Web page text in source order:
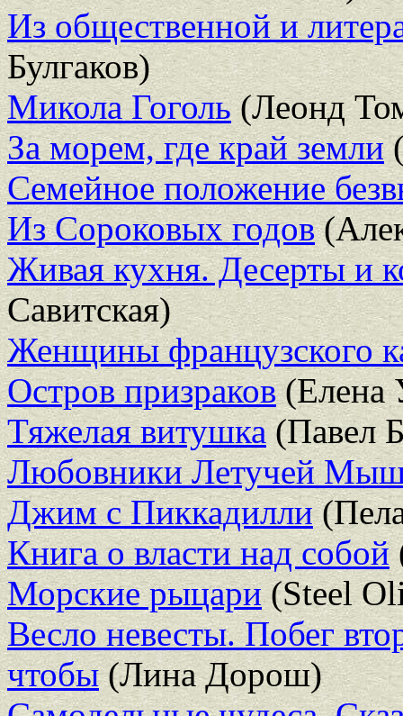
Из общественной и
Булгаков)
Микола Гоголь(Леонд
За морем, где край земли
Семейное положение
Из Сороковых годов
Живая кухня. Десерты и
Савитская)
Женщины французского
Остров призраков(Елена
Тяжелая витушка(Павел
Любовники Летучей
Джим с Пиккадилли
Книга о власти над собой
Морские рыцари(Steel
Весло невесты. Побег
чтобы(Лина Дорош)